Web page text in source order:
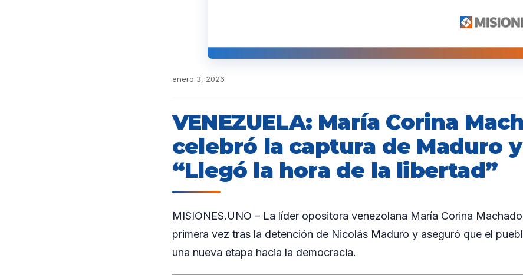
enero 3, 2026
VENEZUELA: María Corina
celebró la captura de Maduro
“Llegó la hora de la libertad”
MISIONES.UNO – La líder opositora venezolana María Corina
primera vez tras la detención de Nicolás Maduro y aseguró que el
una nueva etapa hacia la democracia.